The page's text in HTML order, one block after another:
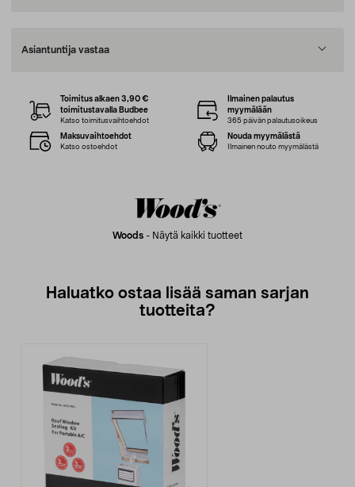
Asiantuntija vastaa
Woods - Näytä kaikki tuotteet
Toimitus alkaen 3,90 €
toimitustavalla Budbee
Katso toimitusvaihtoehdot
Ilmainen palautus
myymälään
365 päivän palautusoikeus
Maksuvaihtoehdot
Katso ostoehdot
Nouda myymälästä
Ilmainen nouto myymälästä
Haluatko ostaa lisää saman sarjan
tuotteita?